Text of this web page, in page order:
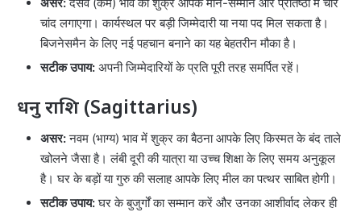
चांद लगाएगा। कार्यस्थल पर बड़ी जिम्मेदारी या नया पद मिल सकता है।
बिजनेसमैन के लिए नई पहचान बनाने का यह बेहतरीन मौका है।
सटीक उपाय: अपनी जिम्मेदारियों के प्रति पूरी तरह समर्पित रहें।
धनु राशि (Sagittarius)
असर:नवम (भाग्य) भाव में शुक्र का बैठना आपके लिए किस्मत के बंद ताले
खोलने जैसा है। लंबी दूरी की यात्रा या उच्च शिक्षा के लिए समय अनुकूल
है। घर के बड़ों या गुरु की सलाह आपके लिए मील का पत्थर साबित होगी।
सटीक उपाय:घर के बुजुर्गों का सम्मान करें और उनका आशीर्वाद लेकर ही